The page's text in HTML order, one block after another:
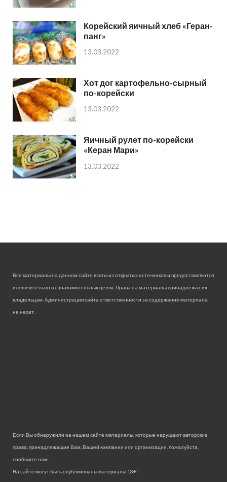
Корейский яичный хлеб «Геран-
панг»
13.03.2022
Хот дог картофельно-сырный
по-корейски
13.03.2022
Яичный рулет по-корейски
«Керан Мари»
13.03.2022
Все материалы на данном сайте взяты из открытых источников и предоставляются
исключительно в ознакомительных целях. Права на материалы принадлежат их
владельцам. Администрация сайта ответственности за содержание материала
не несет.
Если Вы обнаружили на нашем сайте материалы, которые нарушают авторские
права, принадлежащие Вам, Вашей компании или организации, пожалуйста,
сообщите нам.
На сайте могут быть опубликованы материалы 18+!